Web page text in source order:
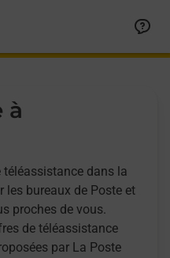
à
dans la
les bureaux de Poste et
proches de vous.
de téléassistance
par La Poste